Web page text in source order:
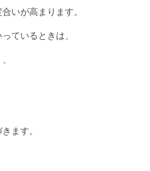
いが高まります。
ているときは、
ます。